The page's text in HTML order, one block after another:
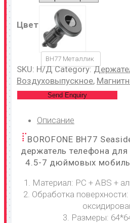
Цвет
BH77 Металлик
SKU: Н/ДCategory:
Воздуховыпускное,
Send Enquiry
Описание
BOROFONE BH77
держатель телефона
4.5-7 дюймовых
1. Материал: PC + ABS +
2. Обработка
3. Размеры: